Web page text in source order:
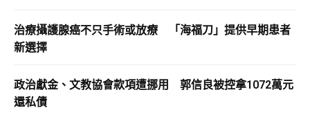
治療攝護腺癌不只手術或放療 「海福刀」提供早期患者
新選擇
政治獻金、文教協會款項遭挪用 郭信良被控拿1072萬元
還私債